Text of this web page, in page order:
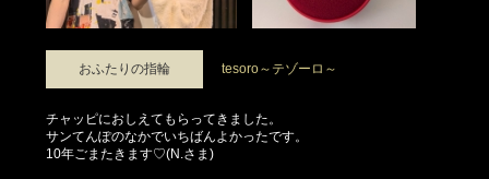
おふたりの指輪 tesoro～テゾーロ～
チャッピにおしえてもらってきました。
サンてんぽのなかでいちばんよかったです。
10年ごまたきます♡(N.さま)